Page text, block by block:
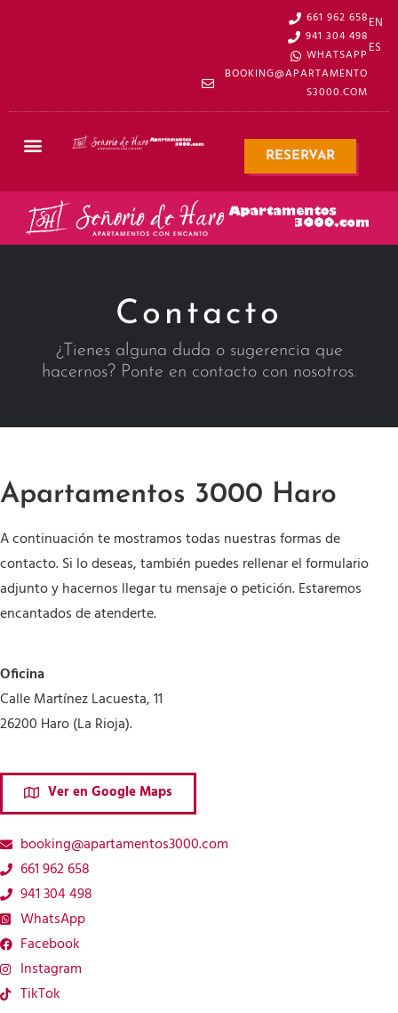
661 962 658
941 304 498
WHATSAPP
BOOKING@APARTAMENTO
S3000.COM
EN
ES
RESERVAR
Contacto
¿Tienes alguna duda o sugerencia que
hacernos? Ponte en contacto con nosotros.
Apartamentos 3000 Haro
A continuación te mostramos todas nuestras formas de
contacto. Si lo deseas, también puedes rellenar el formulario
adjunto y hacernos llegar tu mensaje o petición. Estaremos
encantados de atenderte.
Oficina
Calle Martínez Lacuesta, 11
26200 Haro (La Rioja).
Ver en Google Maps
booking@apartamentos3000.com
661 962 658
941 304 498
WhatsApp
Facebook
Instagram
TikTok